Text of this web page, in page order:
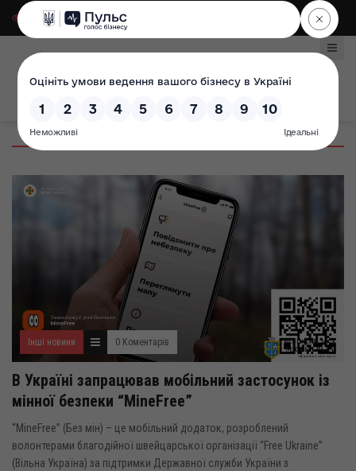
Для слабозорих|
Інші новини 0 Коментарів
В Україні запрацював мобільний застосунок із
мінної безпеки “MineFree”
“MineFree” (Без мін) – це мобільний додаток, розроблений
волонтерами благодійної швейцарської організації “Free Ukraine”
(Вільна Україна) за підтримки Державної служби України з